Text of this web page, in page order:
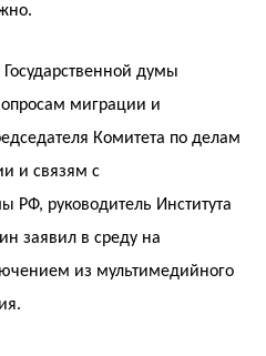
думы
миграции и
Комитета по делам
и связям с
РФ, руководитель Института
заявил в среду на
из мультимедийного